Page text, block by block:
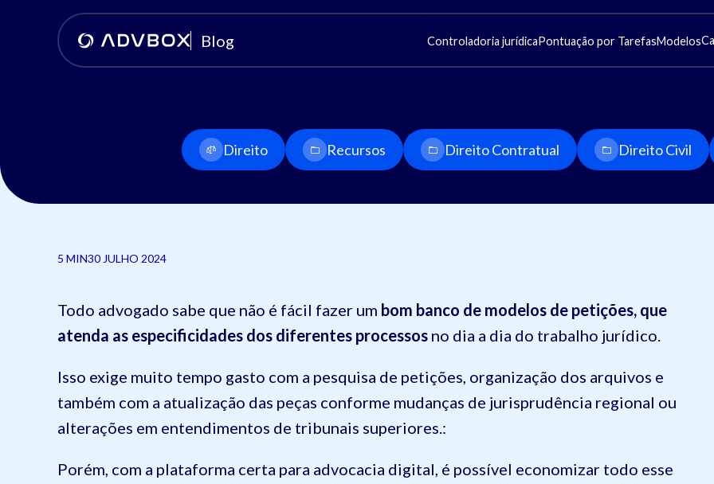
Blog Controladoria jurídicaPontuação por TarefasModelos
Direito Recursos Direito Contratual Direito Civil
5 MIN30 JULHO 2024
Todo advogado sabe que não é fácil fazer um bom banco de modelos de petições, que
atenda as especificidades dos diferentes processos no dia a dia do trabalho jurídico.
Isso exige muito tempo gasto com a pesquisa de petições, organização dos arquivos e
também com a atualização das peças conforme mudanças de jurisprudência regional ou
alterações em entendimentos de tribunais superiores.:
Porém, com a plataforma certa para advocacia digital, é possível economizar todo esse